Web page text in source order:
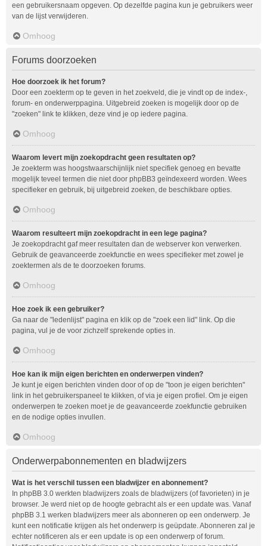
een gebruikersnaam opgeven. Op dezelfde pagina kun je gebruikers weer
van de lijst verwijderen.
Omhoog
Forums doorzoeken
Hoe doorzoek ik het forum?
Door een zoekterm op te geven in het zoekveld, die je vindt op de index-,
forum- en onderwerppagina. Uitgebreid zoeken is mogelijk door op de
"zoeken" link te klikken, deze vind je op iedere pagina.
Omhoog
Waarom levert mijn zoekopdracht geen resultaten op?
Je zoekterm was hoogstwaarschijnlijk niet specifiek genoeg en bevatte
mogelijk teveel termen die niet door phpBB3 geïndexeerd worden. Wees
specifieker en gebruik, bij uitgebreid zoeken, de beschikbare opties.
Omhoog
Waarom resulteert mijn zoekopdracht in een lege pagina?
Je zoekopdracht gaf meer resultaten dan de webserver kon verwerken.
Gebruik de geavanceerde zoekfunctie en wees specifieker met zowel je
zoektermen als de te doorzoeken forums.
Omhoog
Hoe zoek ik een gebruiker?
Ga naar de "ledenlijst" pagina en klik op de "zoek een lid" link. Op die
pagina, vul je de voor zichzelf sprekende opties in.
Omhoog
Hoe kan ik mijn eigen berichten en onderwerpen vinden?
Je kunt je eigen berichten vinden door of op de "toon je eigen berichten"
link in het gebruikerspaneel te klikken, of via je eigen profiel. Om je eigen
onderwerpen te zoeken moet je de geavanceerde zoekfunctie gebruiken
en de nodige opties invullen.
Omhoog
Onderwerpabonnementen en bladwijzers
Wat is het verschil tussen een bladwijzer en abonnement?
In phpBB 3.0 werkten bladwijzers zoals de bladwijzers (of favorieten) in je
browser. Je werd niet op de hoogte gebracht als er een update was. Vanaf
phpBB 3.1 werken bladwijzers meer als abonneren op een onderwerp. Je
kunt een notificatie krijgen als het onderwerp is geüpdate. Abonneren zal je
echter notificeren als er een update is op een onderwerp of forum.